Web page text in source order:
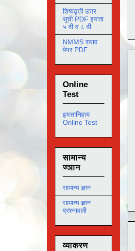
शिष्यवृत्ती उत्तर
सूची PDF इयत्ता
५ वी व ८ वी
NMMS सराव
पेपर PDF
Online
Test
इयत्तानिहाय
Online Test
सामान्य
ज्ञान
सामान्य ज्ञान
सामान्य ज्ञान
प्रश्नावली
व्याकरण